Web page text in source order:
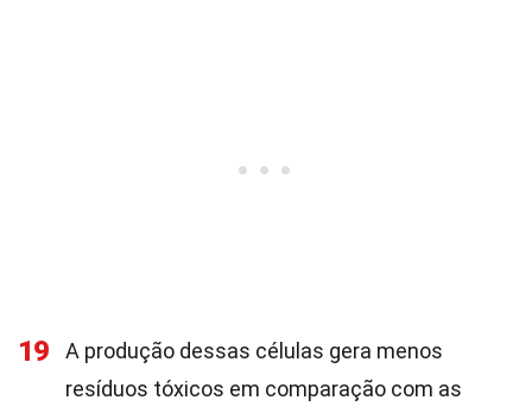
19
A produção dessas células gera menos
resíduos tóxicos em comparação com as